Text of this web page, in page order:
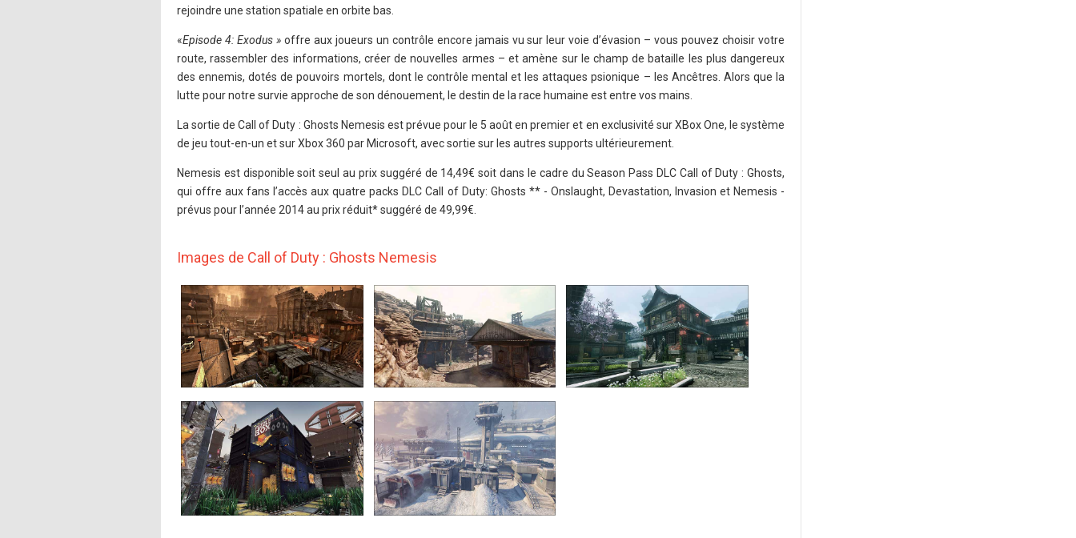
rejoindre une station spatiale en orbite bas.
«Episode 4: Exodus »offre aux joueurs un contrôle encore jamais vu sur leur voie d’évasion – vous pouvez choisir votre
route, rassembler des informations, créer de nouvelles armes – et amène sur le champ de bataille les plus dangereux
des ennemis, dotés de pouvoirs mortels, dont le contrôle mental et les attaques psionique – les Ancêtres. Alors que la
lutte pour notre survie approche de son dénouement, le destin de la race humaine est entre vos mains.
La sortie de Call of Duty : Ghosts Nemesis est prévue pour le 5 août en premier et en exclusivité sur XBox One, le système
de jeu tout-en-un et sur Xbox 360 par Microsoft, avec sortie sur les autres supports ultérieurement.
Nemesis est disponible soit seul au prix suggéré de 14,49€ soit dans le cadre du Season Pass DLC Call of Duty : Ghosts,
qui offre aux fans l’accès aux quatre packs DLC Call of Duty: Ghosts ** - Onslaught, Devastation, Invasion et Nemesis -
prévus pour l’année 2014 au prix réduit* suggéré de 49,99€.
Images de Call of Duty : Ghosts Nemesis